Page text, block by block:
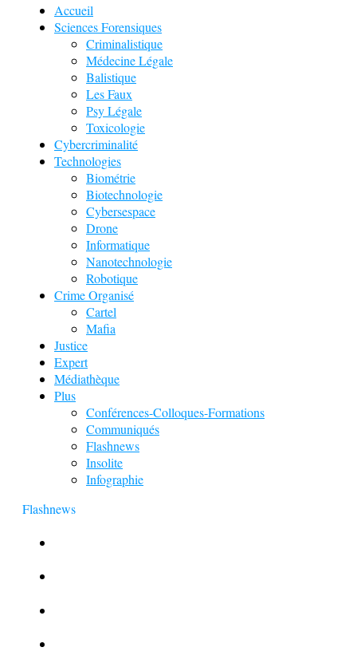
Accueil
Sciences Forensiques
Criminalistique
Médecine Légale
Balistique
Les Faux
Psy Légale
Toxicologie
Cybercriminalité
Technologies
Biométrie
Biotechnologie
Cybersespace
Drone
Informatique
Nanotechnologie
Robotique
Crime Organisé
Cartel
Mafia
Justice
Expert
Médiathèque
Plus
Conférences-Colloques-Formations
Communiqués
Flashnews
Insolite
Infographie
Flashnews